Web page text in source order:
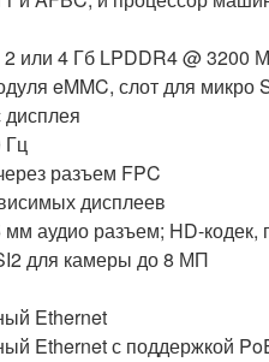
или 4 Гб LPDDR4 @ 3200
eMMC, слот для микро
Гц
разъем FPC
дисплеев
мм аудио разъем; HD-
для камеры до 8 МП
Ethernet
Ethernet с поддержкой